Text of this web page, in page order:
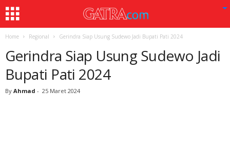
Home Regional Gerindra Siap Usung Sudewo Jadi Bupati Pati 2024
Gerindra Siap Usung Sudewo Jadi
Bupati Pati 2024
By Ahmad - 25 Maret 2024